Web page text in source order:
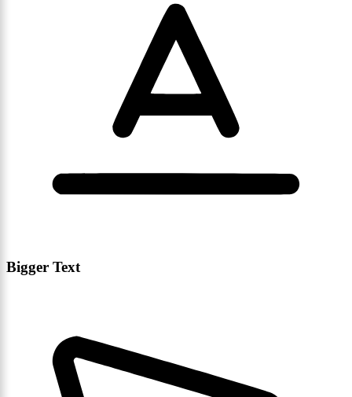
Bigger Text